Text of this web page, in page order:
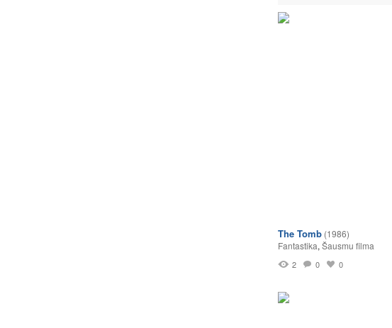
The Tomb (1986)
Fantastika, Šausmu filma
2 0 0